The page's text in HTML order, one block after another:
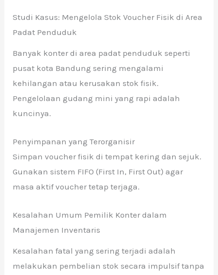
Studi Kasus: Mengelola Stok Voucher Fisik di Area
Padat Penduduk
Banyak konter di area padat penduduk seperti
pusat kota Bandung sering mengalami
kehilangan atau kerusakan stok fisik.
Pengelolaan gudang mini yang rapi adalah
kuncinya.
Penyimpanan yang Terorganisir
Simpan voucher fisik di tempat kering dan sejuk.
Gunakan sistem FIFO (First In, First Out) agar
masa aktif voucher tetap terjaga.
Kesalahan Umum Pemilik Konter dalam
Manajemen Inventaris
Kesalahan fatal yang sering terjadi adalah
melakukan pembelian stok secara impulsif tanpa